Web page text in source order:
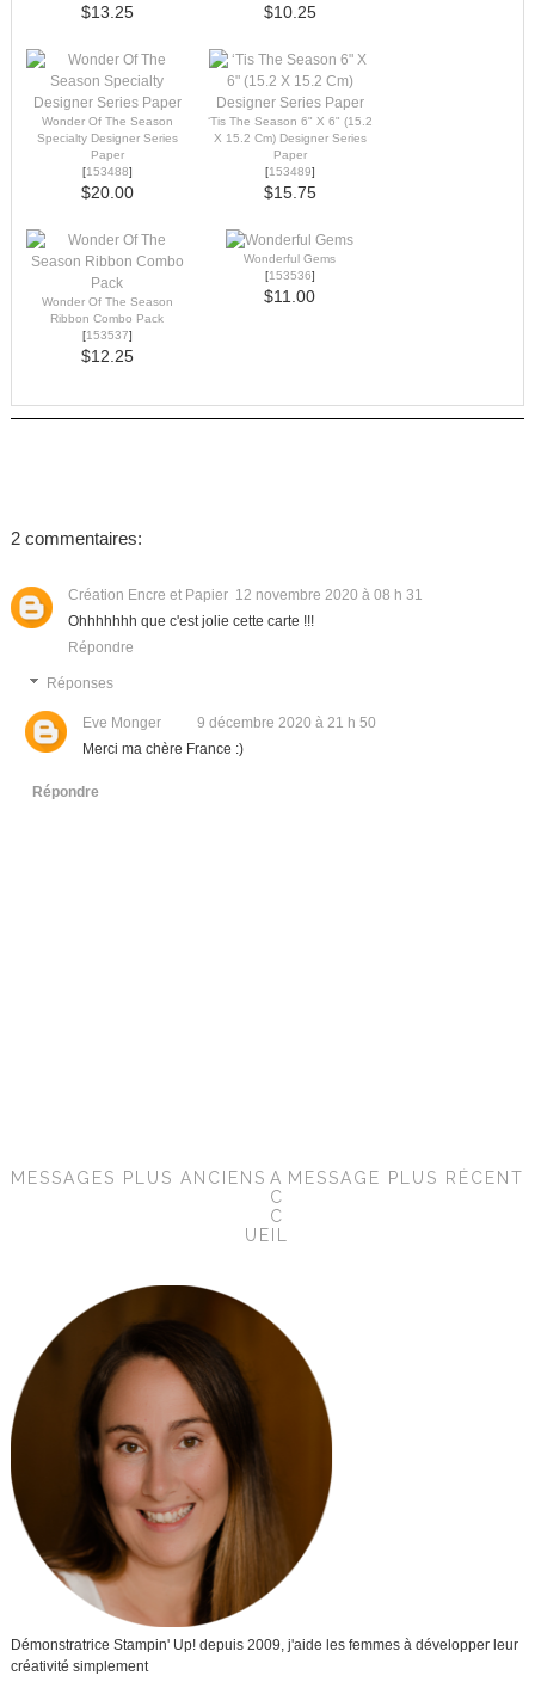
$13.25 $10.25
Wonder Of The Season
Specialty Designer Series
Paper
[153488]
$20.00
‘Tis The Season 6" X 6" (15.2
X 15.2 Cm) Designer Series
Paper
[153489]
$15.75
Wonder Of The Season
Ribbon Combo Pack
[153537]
$12.25
Wonderful Gems
[153536]
$11.00
2 commentaires:
Création Encre et Papier 12 novembre 2020 à 08 h 31
Ohhhhhhh que c'est jolie cette carte !!!
Répondre
Réponses
Eve Monger
9 décembre 2020 à 21 h 50
Merci ma chère France :)
Répondre
MESSAGE PLUS RÉCENT
MESSAGES PLUS ANCIENS A
C
C
UEIL
Démonstratrice Stampin' Up! depuis 2009, j'aide les femmes à développer leur
créativité simplement